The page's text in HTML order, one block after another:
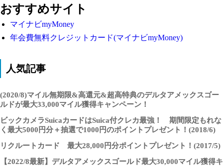
おすすめサイト
マイナビmyMoney
年会費無料クレジットカード(マイナビmyMoney)
人気記事
(2020/8)マイル無期限&高還元&超高特典のデルタアメックスゴー
ルドが最大33,000マイル獲得キャンペーン！
ビックカメラSuicaカードはSuica付クレカ最強！ 期間限定もれな
く最大5000円分＋抽選で1000円のポイントプレゼント！(2018/6)
リクルートカード 最大28,000円分ポイントプレゼント！(2017/5)
【2022/8最新】デルタアメックスゴールド最大30,000マイル獲得キ